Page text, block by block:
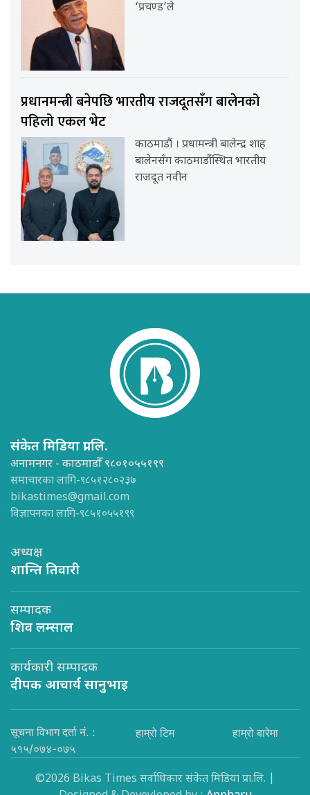
‘प्रचण्ड’ले
प्रधानमन्त्री बनेपछि भारतीय राजदूतसँग बालेनको
पहिलो एकल भेट
काठमाडौं । प्रधामन्त्री बालेन्द्र शाह
बालेनसँग काठमाडौंस्थित भारतीय
राजदूत नवीन
संकेत मिडिया प्रा.लि.
अनामनगर - काठमाडौँ ९८०१०५५१९९
समाचारका लागि-९८५१२८०२३७
bikastimes@gmail.com
विज्ञापनका लागि-९८५१०५५१९९
अध्यक्ष
शान्ति तिवारी
सम्पादक
शिव लम्साल
कार्यकारी सम्पादक
दीपक आचार्य सानुभाइ
सूचना विभाग दर्ता नं. :
५१५/०७४-०७५
हाम्रो टिम हाम्रो बारेमा
©2026 Bikas Times सर्वाधिकार संकेत मिडिया प्रा.लि. |